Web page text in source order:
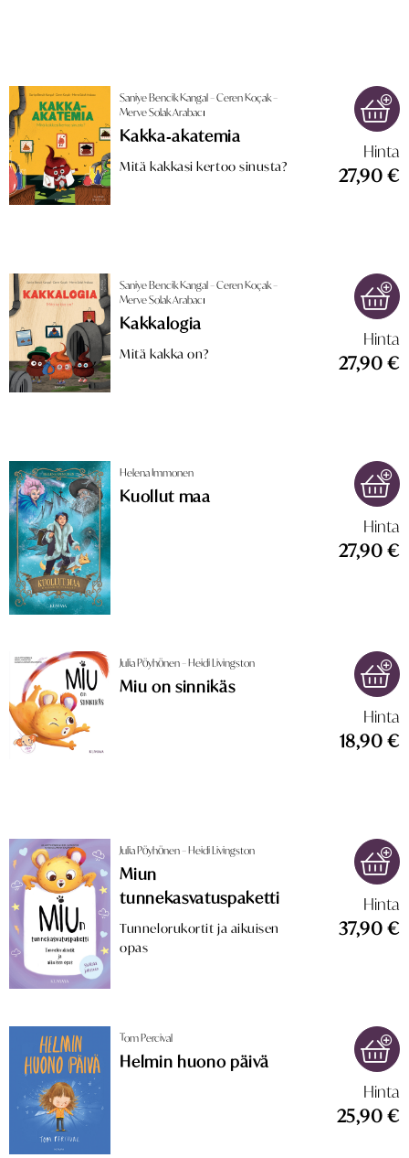
Hinta
27,90 €
Saniye Bencik Kangal – Ceren Koçak –
Merve Solak Arabacı
Kakka‑akatemia
Mitä kakkasi kertoo sinusta?
Hinta
27,90 €
Saniye Bencik Kangal – Ceren Koçak –
Merve Solak Arabacı
Kakkalogia
Mitä kakka on?
Hinta
27,90 €
Helena Immonen
Kuollut maa
Hinta
18,90 €
Julia Pöyhönen – Heidi Livingston
Miu on sinnikäs
Hinta
37,90 €
Julia Pöyhönen – Heidi Livingston
Miun
tunnekasvatuspaketti
Tunnelorukortit ja aikuisen
opas
Hinta
25,90 €
Tom Percival
Helmin huono päivä